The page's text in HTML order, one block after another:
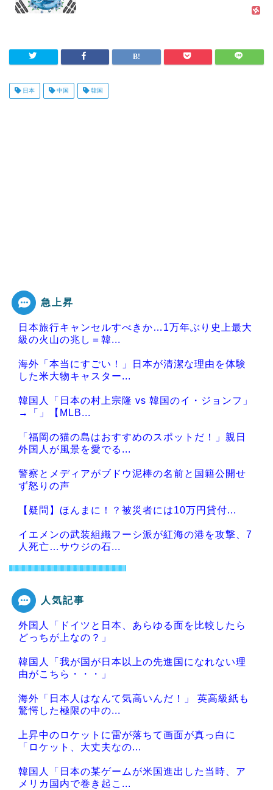
日本 中国 韓国
急上昇
日本旅行キャンセルすべきか…1万年ぶり史上最大
級の火山の兆し＝韓...
海外「本当にすごい！」日本が清潔な理由を体験
した米大物キャスター...
韓国人「日本の村上宗隆 vs 韓国のイ・ジョンフ」
→「」【MLB...
「福岡の猫の島はおすすめのスポットだ！」親日
外国人が風景を愛でる...
警察とメディアがブドウ泥棒の名前と国籍公開せ
ず怒りの声
【疑問】ほんまに！？被災者には10万円貸付...
イエメンの武装組織フーシ派が紅海の港を攻撃、7
人死亡…サウジの石...
Powered by livedoor 相互RSS
人気記事
外国人「ドイツと日本、あらゆる面を比較したら
どっちが上なの？」
韓国人「我が国が日本以上の先進国になれない理
由がこちら・・・」
海外「日本人はなんて気高いんだ！」 英高級紙も
驚愕した極限の中の...
上昇中のロケットに雷が落ちて画面が真っ白に
「ロケット、大丈夫なの...
韓国人「日本の某ゲームが米国進出した当時、ア
メリカ国内で巻き起こ...